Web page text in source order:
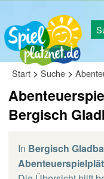
Start > Suche >
Bergisch
In Bergisch